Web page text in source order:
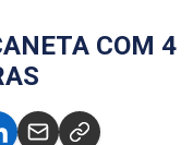
COM 4